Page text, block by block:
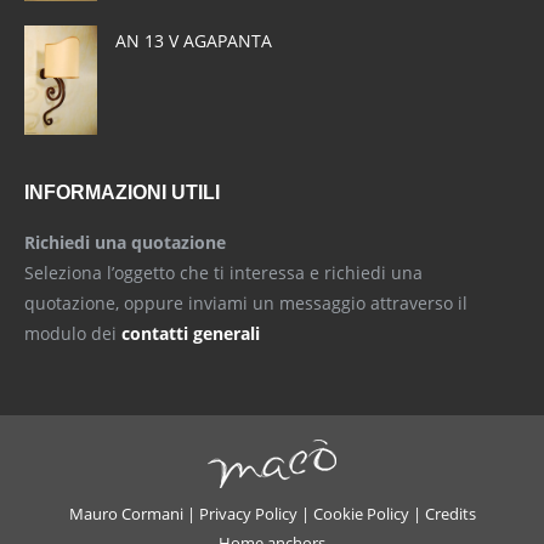
AN 13 V AGAPANTA
INFORMAZIONI UTILI
Richiedi una quotazione
Seleziona l’oggetto che ti interessa e richiedi una
quotazione, oppure inviami un messaggio attraverso il
modulo dei contatti generali
Mauro Cormani | Privacy Policy| Cookie Policy| Credits